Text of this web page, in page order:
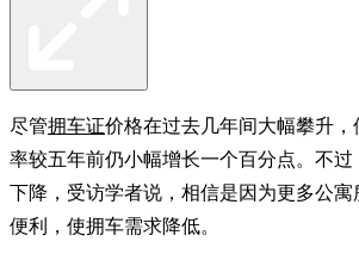
尽管拥车证价格在过去几年间大幅攀升
率较五年前仍小幅增长一个百分点。不
下降，受访学者说，相信是因为更多公寓
便利，使拥车需求降低。